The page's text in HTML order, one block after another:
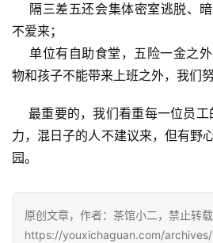
戏
2
5
第
三
届
金
不爱来；
物和孩子不能带来上班之外，我们
    最重要的，我们看重每一位员工的梦想，升职=欲望+能
力，混日子的人不建议来，但有野
园。
原创文章，作者：茶馆小二，禁止转载
https://youxichaguan.com/archives/